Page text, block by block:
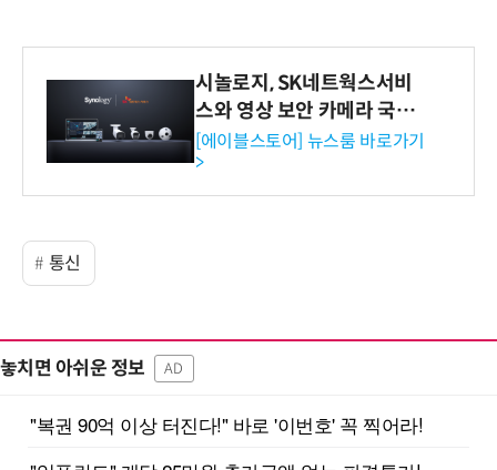
시놀로지, SK네트웍스서비
스와 영상 보안 카메라 국내
독점 판매 파트너십 체결
[에이블스토어] 뉴스룸 바로가기
>
통신
놓치면 아쉬운 정보 AD